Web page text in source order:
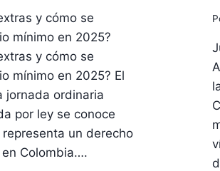
y cómo se
mínimo en 2025?
y cómo se
mínimo en 2025? El
jornada ordinaria
por ley se conoce
un derecho
Colombia….